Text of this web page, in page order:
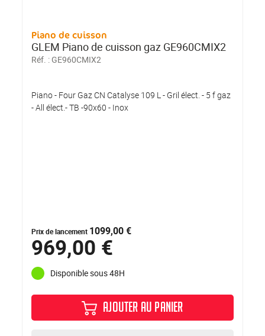
Piano de cuisson
GLEM Piano de cuisson gaz GE960CMIX2
Réf. : GE960CMIX2
Piano - Four Gaz CN Catalyse 109 L - Gril élect. - 5 f gaz
- All élect.- TB -90x60 - Inox
Prix de lancement 1099,00 €
969,00 €
Disponible sous 48H
AJOUTER AU PANIER